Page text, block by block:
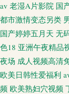
av 老湿A片影院 国
都市激情变态另类
国产婷婷五月天 无
色18 亚洲午夜精品
夜场 成人视频高清
欧美日韩性爱福利
频 欧美熟妇穴视频